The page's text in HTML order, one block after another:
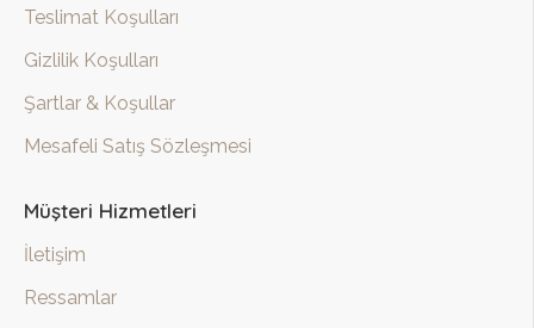
Teslimat Koşulları
Gizlilik Koşulları
Şartlar & Koşullar
Mesafeli Satış Sözleşmesi
Müşteri Hizmetleri
İletişim
Ressamlar